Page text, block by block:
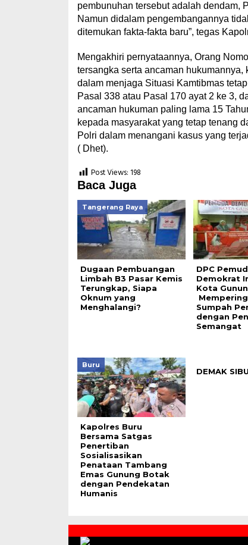
pembunuhan tersebut adalah dendam,
Namun didalam pengembangannya
ditemukan fakta-fakta baru”, tegas
Mengakhiri pernyataannya, Orang
tersangka serta ancaman
dalam menjaga Situasi Kamtibmas
Pasal 338 atau Pasal 170 ayat 2 ke 3,
ancaman hukuman paling lama 15
kepada masyarakat yang tetap tenang
Polri dalam menangani kasus yang
( Dhet).
Post Views: 198
Baca Juga
Tangerang Raya
Dugaan Pembuangan
Limbah B3 Pasar Kemis
Terungkap, Siapa
Oknum yang
Menghalangi?
DPC
Demokrat
Kota
Sumpah
dengan
Semangat
Buru
Kapolres Buru
Bersama Satgas
Penertiban
Sosialisasikan
Penataan Tambang
Emas Gunung Botak
dengan Pendekatan
Humanis
DEMAK